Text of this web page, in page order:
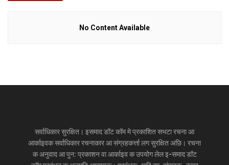
No Content Available
सर्वाधिकार सुरक्षित। इसमाद डॉट कॉम मे प्रकाशित सभटा रचना आ
आर्काइवक सर्वाधिकार रचनाकार आ संग्रहकर्त्ता लग सुरक्षित अछि। रचना
क अनुवाद आ पुन: प्रकाशन वा आर्काइव क उपयोग लेल इ-समाद डॉट